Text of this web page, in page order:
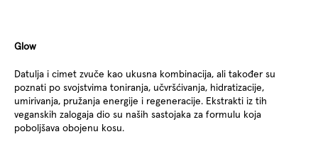
Glow
Datulja i cimet zvuče kao ukusna kombinacija, ali također su
poznati po svojstvima toniranja, učvršćivanja, hidratizacije,
umirivanja, pružanja energije i regeneracije. Ekstrakti iz tih
veganskih zalogaja dio su naših sastojaka za formulu koja
poboljšava obojenu kosu.